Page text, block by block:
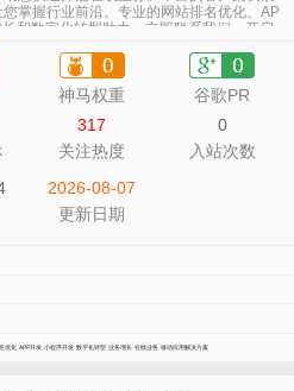
掌握行业前沿。专业的网站排名优化、AP
和数字化转型助力。立即联系我们，开启
神马权重 谷歌PR
317
关注热度
0
入站次数
2026-08-07
更新日期
优化 APP开发 小程序开发 数字化转型 业务增长 在线业务 移动应用解决方案